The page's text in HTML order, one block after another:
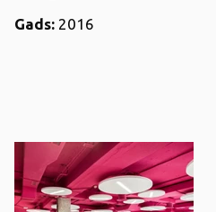
Gads: 2016